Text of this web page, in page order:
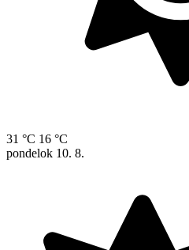
31 °C 16 °C
pondelok 10. 8.